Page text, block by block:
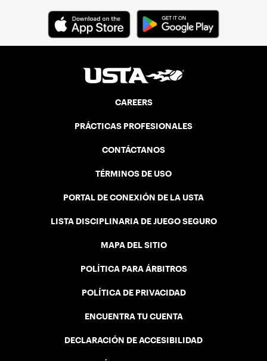
CAREERS
PRÁCTICAS PROFESIONALES
CONTÁCTANOS
TÉRMINOS DE USO
PORTAL DE CONEXIÓN DE LA USTA
LISTA DISCIPLINARIA DE JUEGO SEGURO
MAPA DEL SITIO
POLÍTICA PARA ÁRBITROS
POLÍTICA DE PRIVACIDAD
ENCUENTRA TU CUENTA
DECLARACIÓN DE ACCESIBILIDAD